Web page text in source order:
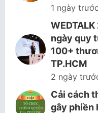
1 ngày trước
ngày quy
100+
TP.HCM
2 ngày
Cải cách
gây phiền